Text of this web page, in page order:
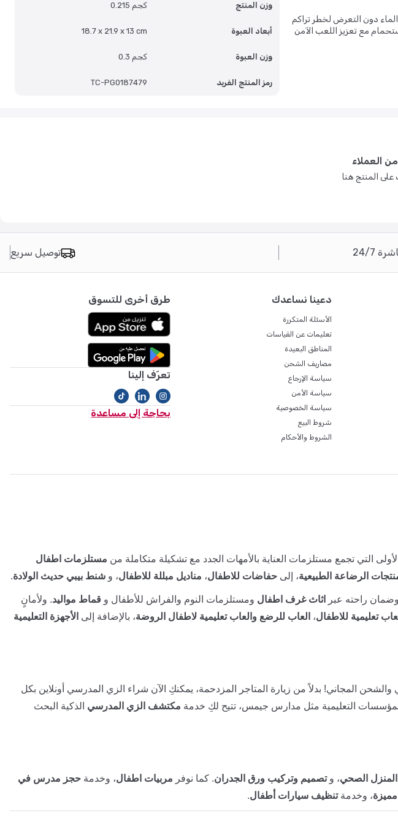
الماء دون التعرض لخطر تراكم
مع تعزيز اللعب الآمن
وزن المنتج 0.215 كجم
أبعاد العبوة 18.7 x 21.9 x 13 cm
وزن العبوة 0.3 كجم
رمز المنتج الفريد TC-PG0187479
العملاء
على المنتج هنا
24/7 توصيل سريع
دعينا نساعدك
الأسئلة المتكررة
تعليمات عن القياسات
المناطق البعيدة
مصاريف الشحن
سياسة الإرجاع
سياسة الأمن
سياسة الخصوصية
شروط البيع
الشروط والأحكام
طرق أخرى للتسوق
تعرّف إلينا
بحاجة إلى مساعدة
التي تجمع مستلزمات العناية بالأمهات الجدد مع تشكيلة متكاملة من مستلزمات اطفال
الرضاعة الطبيعية، إلى حفاضات للاطفال، مناديل مبللة للاطفال، و شنط بيبي حديث الولادة.
راحته عبر اثاث غرف اطفال ومستلزمات النوم والفراش للأطفال و قماط مواليد. ولأمانٍ
تعليمية للاطفال، العاب للرضع والعاب تعليمية لاطفال الروضة، بالإضافة إلى الأجهزة التعليمية
والشحن المجاني! بدلاً من زيارة المتاجر المزدحمة، يمكنكِ الآن شراء الزي المدرسي أونلاين بكل
التعليمية مثل مدارس جيمس، تتيح لكِ خدمة مكتشف الزي المدرسي الذكية البحث
الصحي، وتصميم وتركيب ورق الجدران. كما نوفر مربيات اطفال، وخدمة حجز مدرس في
، وخدمةتنظيف سيارات أطفال.